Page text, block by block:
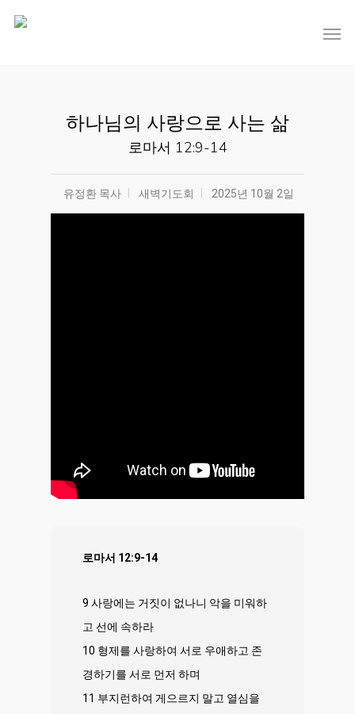
하나님의 사랑으로 사는 삶
로마서 12:9-14
유정환 목사 새벽기도회 2025년 10월 2일
로마서 12:9-14
9 사랑에는 거짓이 없나니 악을 미워하
고 선에 속하라
10 형제를 사랑하여 서로 우애하고 존
경하기를 서로 먼저 하며
11 부지런하여 게으르지 말고 열심을